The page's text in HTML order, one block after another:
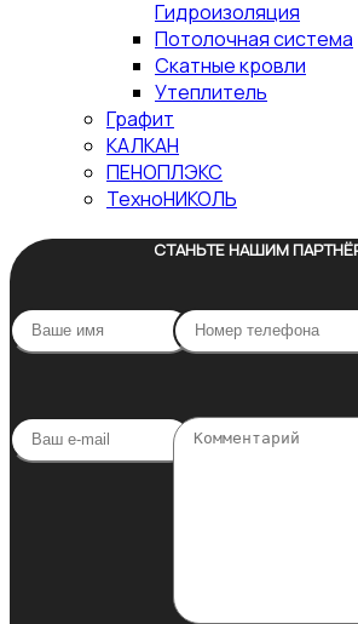
Гидроизоляция
Потолочная система
Скатные кровли
Утеплитель
Графит
КАЛКАН
ПЕНОПЛЭКС
ТехноНИКОЛЬ
СТАНЬТЕ НАШИМ